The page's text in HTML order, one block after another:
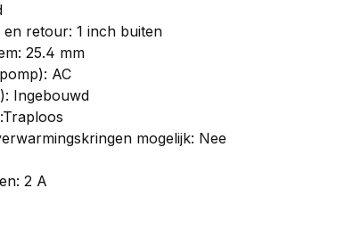
retour: 1 inch buiten
25.4 mm
AC
Ingebouwd
mogelijk: Nee
2 A